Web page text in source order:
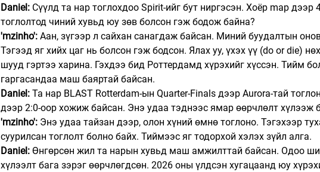
Daniel: Сүүлд та нар тоглохдоо Spirit-ийг бут ниргэсэн. Хоёр map дээр
тоглолтод чиний хувьд юу зөв болсон гэж бодож байна?
'mzinho': Аан, зүгээр л сайхан санагдаж байсан. Миний буудалтын
Тэгээд яг хийх цаг нь болсон гэж бодсон. Ялах уу, үхэх үү (do or die)
шууд гэртээ харина. Гэхдээ бид Роттердамд хүрэхийг хүссэн. Тийм
гаргасандаа маш баяртай байсан.
Daniel: Та нар BLAST Rotterdam-ын Quarter-Finals дээр Aurora-тай
дээр 2:0-оор хожиж байсан. Энэ удаа тэднээс ямар өөрчлөлт хүлээж
'mzinho': Энэ удаа тайзан дээр, олон хүний өмнө тоглоно. Тэгэхээр
суурилсан тоглолт болно байх. Тиймээс яг тодорхой хэлэх зүйл алга.
Daniel: Өнгөрсөн жил та нарын хувьд маш амжилттай байсан. Одоо
хүлээлт бага зэрэг өөрчлөгдсөн. 2026 оны үлдсэн хугацаанд юу